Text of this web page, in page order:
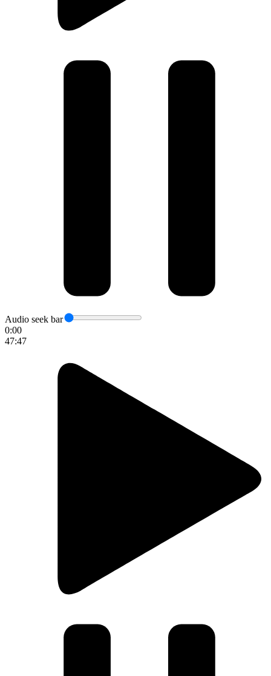
Audio seek bar
0:00
47:47